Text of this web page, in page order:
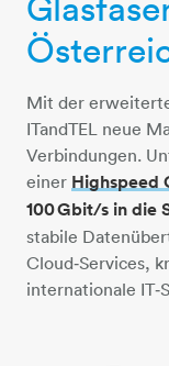
Mit der
ITandTEL neue
Verbindungen.
einer Highspeed
100 Gbit/s in die
stabile
Cloud‑Services,
internationale